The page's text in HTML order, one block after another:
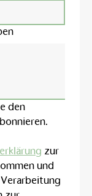
den
zur
und